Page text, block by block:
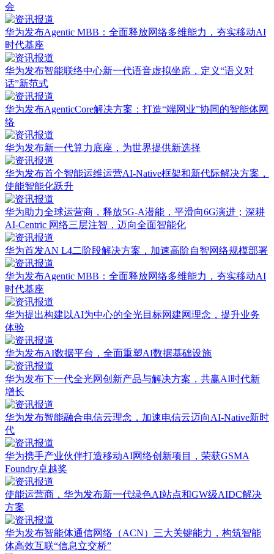
会
华为发布Agentic MBB：全面释放网络多维能力，夯实移动AI
时代基座
华为发布智能联络中心新一代语音虚拟坐席，定义“语义对
话”新范式
华为发布AgenticCore解决方案：打造“端网业”协同的智能体网
络
华为发布新一代算力底座，为世界提供新选择
华为发布首个智能运维运营AI-Native框架和新代际解决方案，
使能智能化跃升
华为助力全球运营商，释放5G-A潜能，平滑向6G演进；深耕
AI-Centric 网络三层注智，迈向全面智能化
华为首发AN L4二阶段解决方案，加速高阶自智网络规模部署
华为发布Agentic MBB：全面释放网络多维能力，夯实移动AI
时代基座
华为提出构建以AI为中心的全光目标网建网理念，提升业务
体验
华为发布AI数据平台，全面重塑AI数据基础设施
华为发布下一代全光网创新产品与解决方案，共赢AI时代新
增长
华为发布智能融合电信云理念，加速电信云迈向AI-Native新时
代
华为携手产业伙伴打造移动AI网络创新项目，荣获GSMA
Foundry卓越奖
使能运营商，华为发布新一代绿色AI站点和GW级AIDC解决
方案
华为发布智能体通信网络（ACN）三大关键能力，构筑智能
体高效互联“信息立交桥”